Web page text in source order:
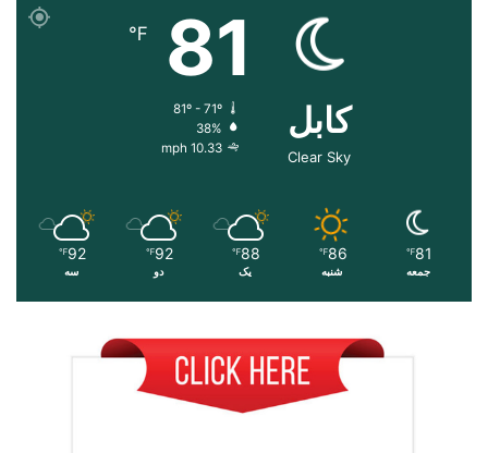
کابل
Clear Sky
81
℉
81º - 71º
38%
10.33 mph
81
℉
جمعه
86
℉
شنبه
88
℉
یک
92
℉
دو
92
℉
سه